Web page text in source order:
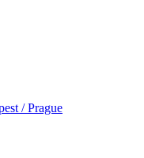
/ Prague